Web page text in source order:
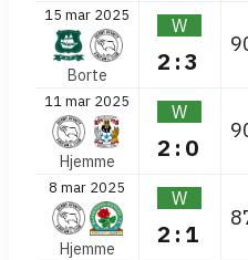
15 mar 2025
Borte
W
2:3
11 mar 2025
Hjemme
W
2:0
8 mar 2025
Hjemme
W
2:1